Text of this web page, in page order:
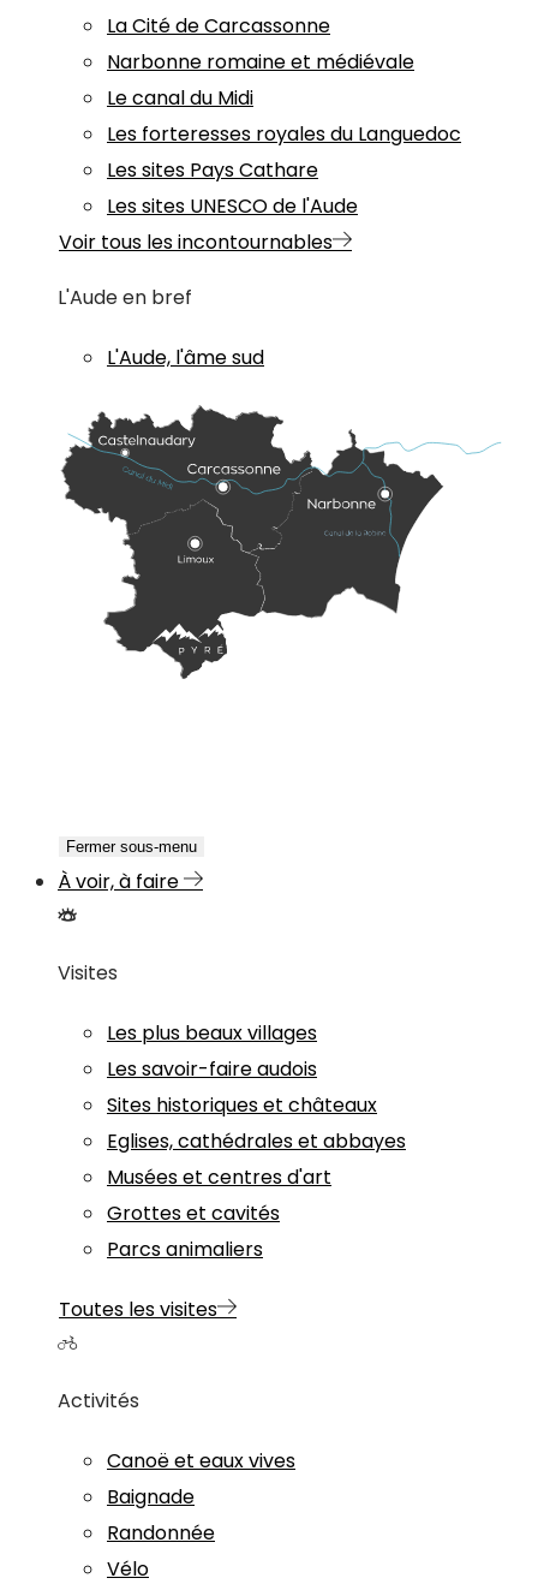
La Cité de Carcassonne
Narbonne romaine et médiévale
Le canal du Midi
Les forteresses royales du Languedoc
Les sites Pays Cathare
Les sites UNESCO de l'Aude
Voir tous les incontournables
L'Aude en bref
L'Aude, l'âme sud
Fermer sous-menu
À voir, à faire
Visites
Les plus beaux villages
Les savoir-faire audois
Sites historiques et châteaux
Eglises, cathédrales et abbayes
Musées et centres d'art
Grottes et cavités
Parcs animaliers
Toutes les visites
Activités
Canoë et eaux vives
Baignade
Randonnée
Vélo